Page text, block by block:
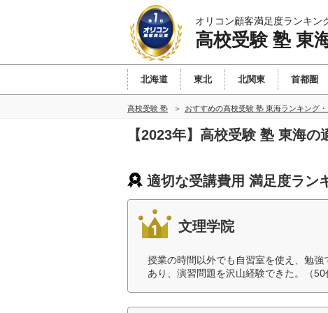
オリコン顧客満足度ランキン
高校受験 塾 東
北海道 東北 北関東 首都圏
高校受験 塾 おすすめの高校受験 塾 東海ランキング
【2023年】高校受験 塾 東海
適切な受講費用 満足度ラン
文理学院
授業の時間以外でも自習室を使え、勉
あり、演習問題を沢山経験できた。（50